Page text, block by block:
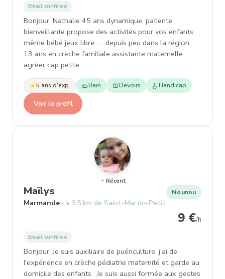
Email confirmé
Bonjour, Nathalie 45 ans dynamique, patiente,
bienveillante propose des activités pour vos enfants
même bébé jeux libre...... depuis peu dans la région,
13 ans en crèche familiale assistante maternelle
agréer cap petite…
5 ans d'exp. Bain Devoirs Handicap
Voir le profil
Récent
Maïlys
Marmande à 9,5 km de Saint-Martin-Petit
Nounou
9 €/h
Email confirmé
Bonjour, Je suis auxiliaire de puériculture, j'ai de
l'expérience en crèche pédiatrie maternité et garde au
domicile des enfants . Je suis aussi formée aux gestes